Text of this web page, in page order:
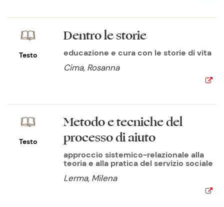
Testo
Dentro le storie
educazione e cura con le storie di vita
Cima, Rosanna
Testo
Metodo e tecniche del
processo di aiuto
approccio sistemico-relazionale alla
teoria e alla pratica del servizio sociale
Lerma, Milena